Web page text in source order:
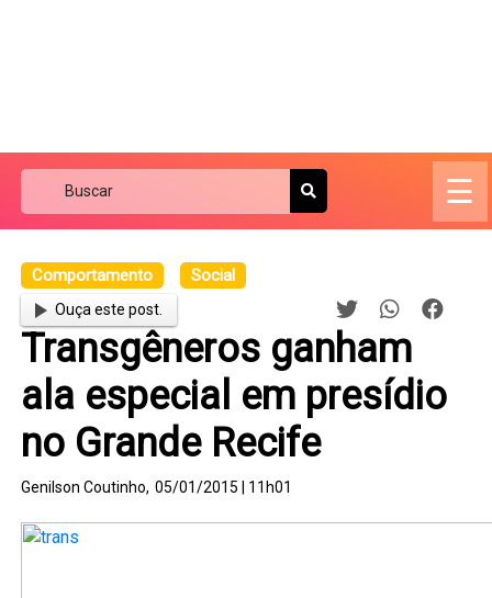
☰
Comportamento Social
Ouça este post.
Transgêneros ganham
ala especial em presídio
no Grande Recife
Genilson Coutinho, 05/01/2015 | 11h01